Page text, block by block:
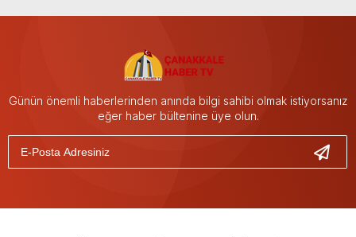
Günün önemli haberlerinden anında bilgi sahibi olmak istiyorsanız
eğer haber bültenine üye olun.